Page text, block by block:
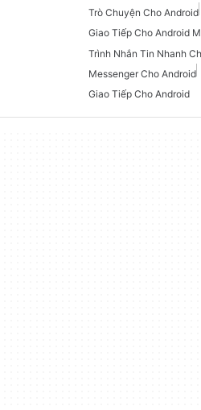
Trò Chuyện Cho Android
Giao Tiếp Cho Android
Messenger Cho Android
Giao Tiếp Cho Android